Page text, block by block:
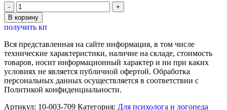
Количество
товара
Профессиональный
интерактивный
стол
для
детей
с
РАС
«AVKompleks
Maxi
В корзину
получить кп
Вся представленная на сайте информация, в том числе
технические характеристики, наличие на складе, стоимость
товаров, носит информационный характер и ни при каких
условиях не является публичной офертой. Обработка
персональных данных осуществляется в соответствии с
Политикой конфиденциальности.
Артикул: 10-003-709 Категория: Для психолога и логопеда